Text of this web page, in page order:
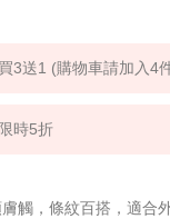
3送1 (購物車請加入4
時5折
觸，條紋百搭，適合